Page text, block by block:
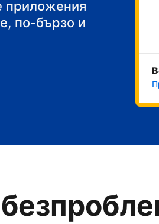
приложения
по-бързо и